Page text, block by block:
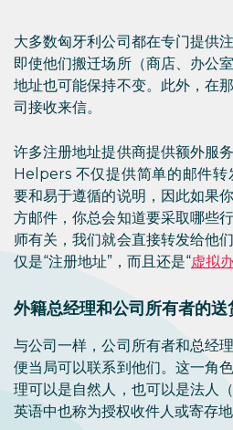
大多数匈牙利公司都在专门提供
即使他们搬迁场所（商店、办公
地址也可能保持不变。此外，在
司接收来信。
许多注册地址提供商提供额外服
Helpers 不仅提供简单的邮件转
要和易于遵循的说明，因此如果
方邮件，你总会知道要采取哪些
师有关，我们就会直接转发给他
仅是“注册地址”，而且还是“虚拟
外籍总经理和公司所有者的送
与公司一样，公司所有者和总经
便当局可以联系到他们。这一角
理可以是自然人，也可以是法人
英语中也称为授权收件人或寄存地